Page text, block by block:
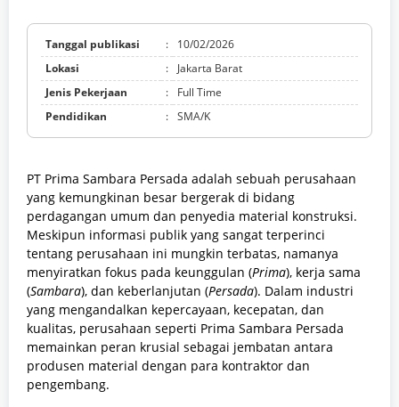
Tanggal publikasi :
10/02/2026
Lokasi
:
Jakarta Barat
Jenis Pekerjaan
:
Full Time
Pendidikan
: SMA/K
PT Prima Sambara Persada adalah sebuah perusahaan
yang kemungkinan besar bergerak di bidang
perdagangan umum dan penyedia material konstruksi.
Meskipun informasi publik yang sangat terperinci
tentang perusahaan ini mungkin terbatas, namanya
menyiratkan fokus pada keunggulan (Prima), kerja sama
(Sambara), dan keberlanjutan (Persada). Dalam industri
yang mengandalkan kepercayaan, kecepatan, dan
kualitas, perusahaan seperti Prima Sambara Persada
memainkan peran krusial sebagai jembatan antara
produsen material dengan para kontraktor dan
pengembang.